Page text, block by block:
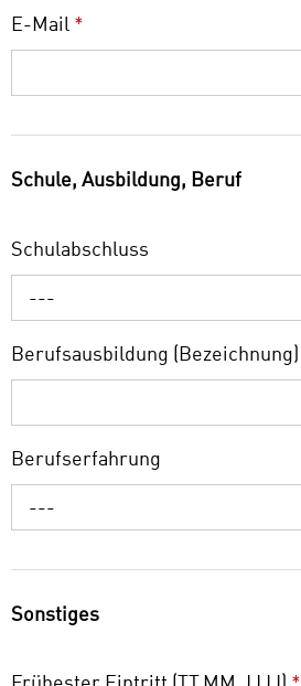
E-Mail *
Schule, Ausbildung, Beruf
Schulabschluss
---
Berufsausbildung (Bezeichnung)
Berufserfahrung
---
Sonstiges